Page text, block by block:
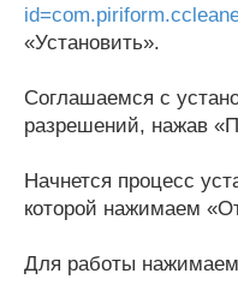
«Установить».
Соглашаемся с
разрешений, нажав
Начнется процесс
которой нажимаем
Для работы